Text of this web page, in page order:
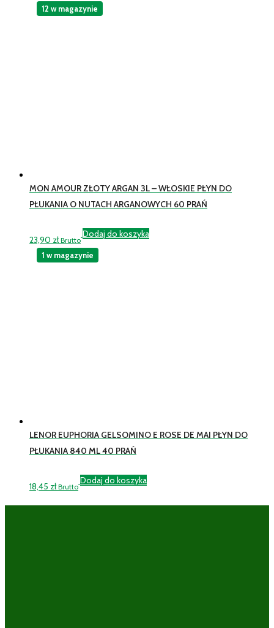
MON AMOUR ZŁOTY ARGAN 3L – WŁOSKIE PŁYN DO
PŁUKANIA O NUTACH ARGANOWYCH 60 PRAŃ
23,90 zł Brutto
Dodaj do koszyka
12 w magazynie
LENOR EUPHORIA GELSOMINO E ROSE DE MAI PŁYN DO
PŁUKANIA 840 ML 40 PRAŃ
18,45 zł Brutto
Dodaj do koszyka
1 w magazynie